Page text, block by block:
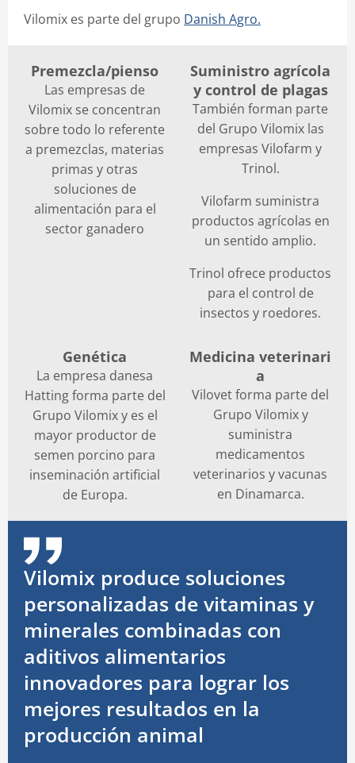
Vilomix es parte del grupo Danish Agro.
Premezcla/pienso
Las empresas de
Vilomix se concentran
sobre todo lo referente
a premezclas, materias
primas y otras
soluciones de
alimentación para el
sector ganadero
Suministro agrícola
y control de plagas
También forman parte
del Grupo Vilomix las
empresas Vilofarm y
Trinol.
Vilofarm suministra
productos agrícolas en
un sentido amplio.
Trinol ofrece productos
para el control de
insectos y roedores.
Genética
La empresa danesa
Hatting forma parte del
Grupo Vilomix y es el
mayor productor de
semen porcino para
inseminación artificial
de Europa.
Medicina veterinari
a
Vilovet forma parte del
Grupo Vilomix y
suministra
medicamentos
veterinarios y vacunas
en Dinamarca.
Vilomix produce soluciones
personalizadas de vitaminas y
minerales combinadas con
aditivos alimentarios
innovadores para lograr los
mejores resultados en la
producción animal